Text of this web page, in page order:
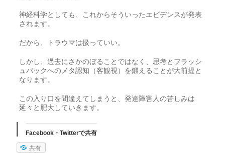
神経科学としても、これからそういったエビデンスが発表
されます。
だから、トラウマは扱っていい。
しかし、過去にさかのぼることではなく、思考とフラッシ
ュバックへのメタ認知（客観視）を鍛えることが大前提と
なります。
この入り口を間違えてしまうと、発達障害人の苦しみは
延々と肥大していきます。
Facebook・Twitterで共有
共有